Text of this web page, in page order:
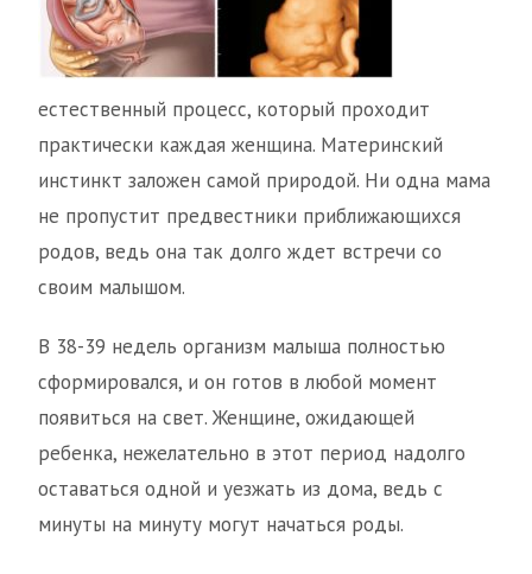
естественный процесс, который проходит
практически каждая женщина. Материнский
инстинкт заложен самой природой. Ни одна мама
не пропустит предвестники приближающихся
родов, ведь она так долго ждет встречи со
своим малышом.
В 38-39 недель организм малыша полностью
сформировался, и он готов в любой момент
появиться на свет. Женщине, ожидающей
ребенка, нежелательно в этот период надолго
оставаться одной и уезжать из дома, ведь с
минуты на минуту могут начаться роды.